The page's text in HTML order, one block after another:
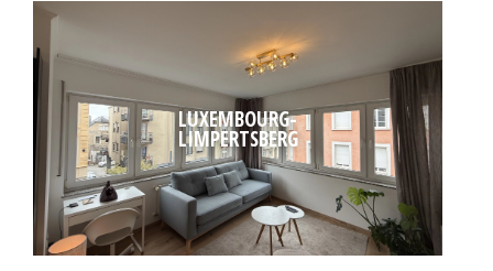
LUXEMBOURG-
LIMPERTSBERG